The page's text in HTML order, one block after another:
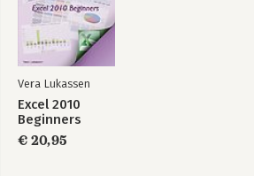
Bekijk alle boeken
Vera Lukassen
Excel 2010
Beginners
€ 20,95